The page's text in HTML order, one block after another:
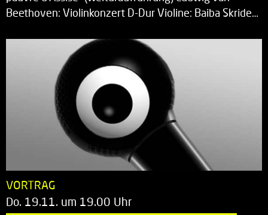
Beethoven: Violinkonzert D-Dur Violine: Baiba Skride…
VORTRAG
Do. 19.11. um 19.00 Uhr